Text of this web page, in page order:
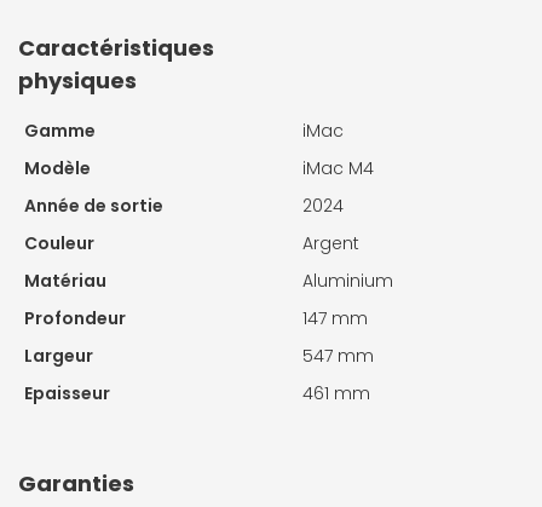
Caractéristiques
physiques
Gamme
iMac
Modèle
iMac M4
Année de sortie
2024
Couleur
Argent
Matériau
Aluminium
Profondeur
147 mm
Largeur
547 mm
Epaisseur
461 mm
Garanties